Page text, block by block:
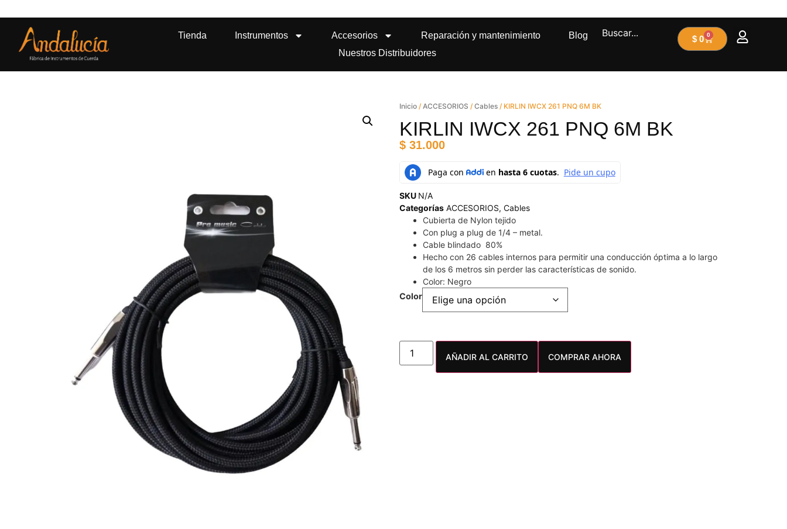
Tienda Instrumentos Accesorios Reparación y mantenimiento
Blog
Nuestros Distribuidores
$ 0 0
Inicio / ACCESORIOS / Cables / KIRLIN IWCX 261 PNQ 6M BK
KIRLIN IWCX 261 PNQ 6M BK
$ 31.000
SKU N/A
Categorías ACCESORIOS, Cables
Cubierta de Nylon tejido
Con plug a plug de 1/4 – metal.
Cable blindado 80%
Hecho con 26 cables internos para permitir una conducción óptima a lo largo
de los 6 metros sin perder las características de sonido.
Color: Negro
Color
AÑADIR AL CARRITO COMPRAR AHORA